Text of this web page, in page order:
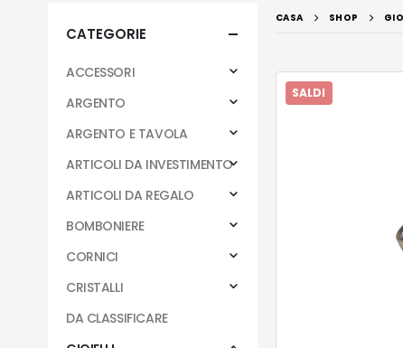
CASA SHOP
SALDI
CATEGORIE
ACCESSORI
ARGENTO
ARGENTO E TAVOLA
ARTICOLI DA INVESTIMENTO
ARTICOLI DA REGALO
BOMBONIERE
CORNICI
CRISTALLI
DA CLASSIFICARE